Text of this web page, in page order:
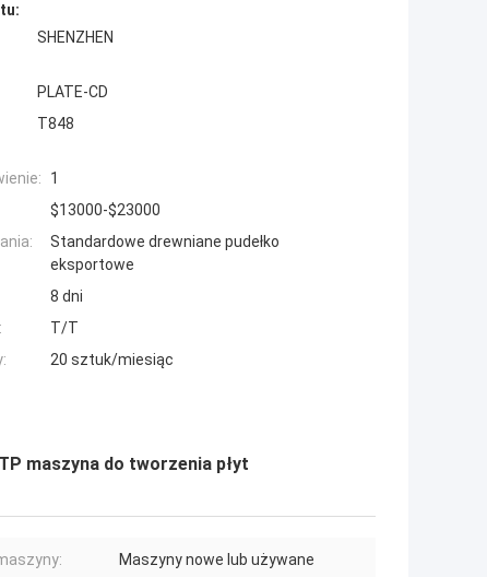
SHENZHEN
PLATE-CD
T848
1
$13000-$23000
Standardowe drewniane pudełko
eksportowe
8 dni
T/T
20 sztuk/miesiąc
maszyna do tworzenia płyt
Maszyny nowe lub używane